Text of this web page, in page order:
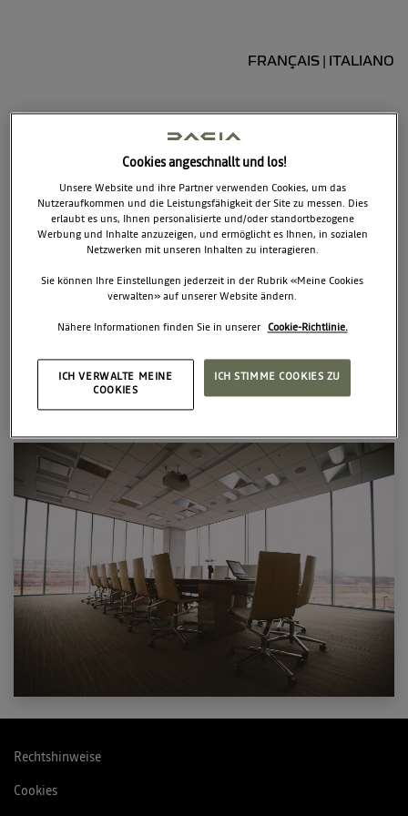
FRANÇAIS ITALIANO
Über uns
Super Produkte für
großartige Menschen
Wir sind ein Team begeisterter Leute mit dem Ziel, das Leben aller
kreieren großartige Produkte, die Ihre Geschäftsprobleme lösen.
Our products are designed for small to medium size companies
willing to optimize their performance.
Rechtshinweise
Cookies
Cookies angeschnallt und los!
Unsere Website und ihre Partner verwenden Cookies, um das
Nutzeraufkommen und die Leistungsfähigkeit der Site zu messen. Dies
erlaubt es uns, Ihnen personalisierte und/oder standortbezogene
Werbung und Inhalte anzuzeigen, und ermöglicht es Ihnen, in sozialen
Netzwerken mit unseren Inhalten zu interagieren.
Sie können Ihre Einstellungen jederzeit in der Rubrik «Meine Cookies
verwalten» auf unserer Website ändern.
Nähere Informationen finden Sie in unserer Cookie-Richtlinie.
ICH STIMME COOKIES ZU
ICH VERWALTE MEINE
COOKIES